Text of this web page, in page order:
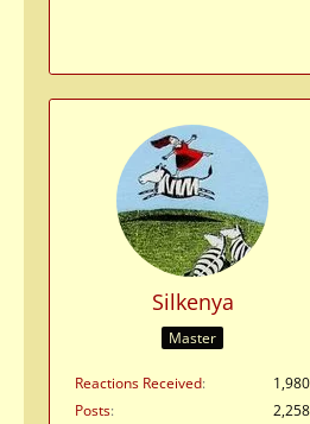
Silkenya
Master
Reactions Received
1,980
Posts
2,258